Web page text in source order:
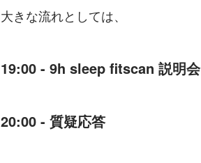
大きな流れとしては、
19:00 - 9h sleep fitscan 説明会
20:00 - 質疑応答